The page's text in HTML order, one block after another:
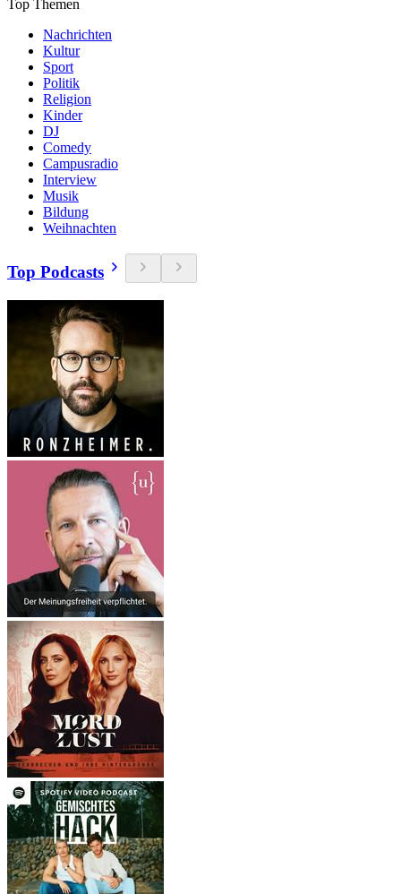
Top Themen
Nachrichten
Kultur
Sport
Politik
Religion
Kinder
DJ
Comedy
Campusradio
Interview
Musik
Bildung
Weihnachten
Top Podcasts